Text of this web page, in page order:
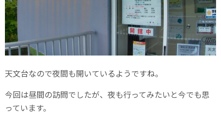
天文台なので夜間も開いているようですね。
今回は昼間の訪問でしたが、夜も行ってみたいと今でも思
っています。